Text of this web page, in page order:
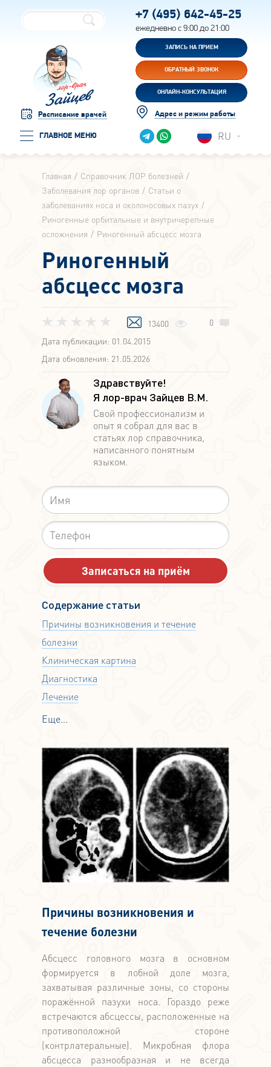
Расписание врачей
ГЛАВНОЕ МЕНЮ
+7 (495) 642-45-25
ежедневно с 9:00 до 21:00
ЗАПИСЬ НА ПРИЕМ
ОБРАТНЫЙ ЗВОНОК
ОНЛАЙН-КОНСУЛЬТАЦИЯ
Адрес и режим работы
RU
Главная
Справочник ЛОР болезней
Заболевания лор органов
Статьи о
заболеваниях носа и околоносовых пазух
Риногенные орбитальные и внутричерепные
осложнения
Риногенный абсцесс мозга
Риногенный
абсцесс мозга
Дата публикации: 01.04.2015
Дата обновления: 21.05.2026
13400 0
Содержание статьи
Причины возникновения и течение
болезни
Клиническая картина
Диагностика
Лечение
Еще...
Здравствуйте!
Я лор-врач Зайцев В.М.
Свой профессионализм и
опыт я собрал для вас в
статьях лор справочника,
написанного понятным
языком.
Причины возникновения и
течение болезни
Абсцесс головного мозга в основном
формируется в лобной доле мозга,
захватывая различные зоны, со стороны
поражённой пазухи носа. Гораздо реже
встречаются абсцессы, расположенные на
противоположной стороне
(контрлатеральные). Микробная флора
абсцесса разнообразная и не всегда